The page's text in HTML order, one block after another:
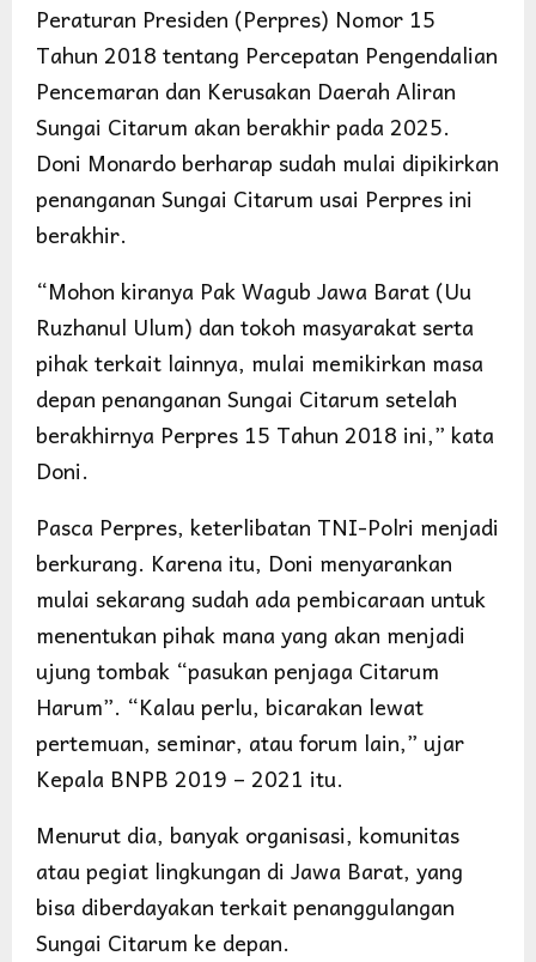
Peraturan Presiden (Perpres) Nomor 15
Tahun 2018 tentang Percepatan Pengendalian
Pencemaran dan Kerusakan Daerah Aliran
Sungai Citarum akan berakhir pada 2025.
Doni Monardo berharap sudah mulai dipikirkan
penanganan Sungai Citarum usai Perpres ini
berakhir.
“Mohon kiranya Pak Wagub Jawa Barat (Uu
Ruzhanul Ulum) dan tokoh masyarakat serta
pihak terkait lainnya, mulai memikirkan masa
depan penanganan Sungai Citarum setelah
berakhirnya Perpres 15 Tahun 2018 ini,” kata
Doni.
Pasca Perpres, keterlibatan TNI-Polri menjadi
berkurang. Karena itu, Doni menyarankan
mulai sekarang sudah ada pembicaraan untuk
menentukan pihak mana yang akan menjadi
ujung tombak “pasukan penjaga Citarum
Harum”. “Kalau perlu, bicarakan lewat
pertemuan, seminar, atau forum lain,” ujar
Kepala BNPB 2019 – 2021 itu.
Menurut dia, banyak organisasi, komunitas
atau pegiat lingkungan di Jawa Barat, yang
bisa diberdayakan terkait penanggulangan
Sungai Citarum ke depan.